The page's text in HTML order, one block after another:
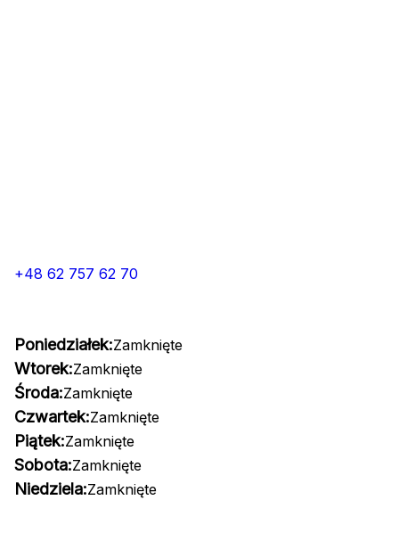
+48 62 757 62 70
Poniedziałek:Zamknięte
Wtorek:Zamknięte
Środa:Zamknięte
Czwartek:Zamknięte
Piątek:Zamknięte
Sobota:Zamknięte
Niedziela:Zamknięte